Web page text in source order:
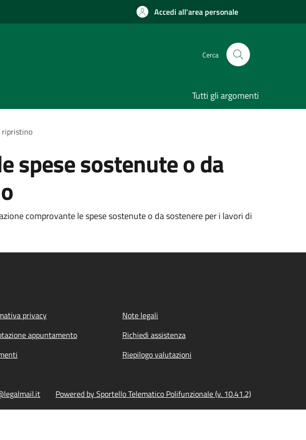
Accedi all'area personale
Cerca
Tutti gli argomenti
ripristino
spese sostenute o da
comprovante le spese sostenute o da sostenere per i lavori di
privacy
Note legali
appuntamento
Richiedi assistenza
Riepilogo valutazioni
Powered by Sportello Telematico Polifunzionale (v. 10.41.2)